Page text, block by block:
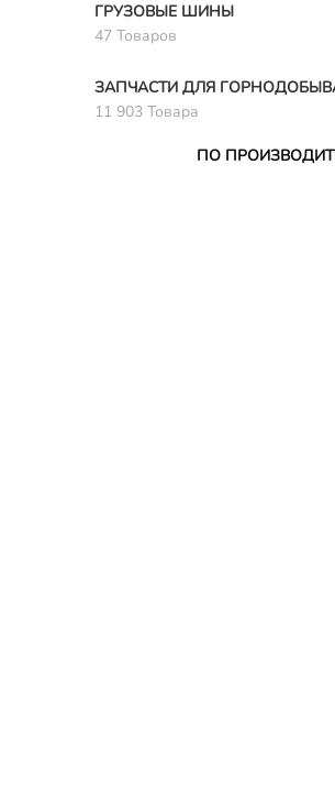
ГРУЗОВЫЕ ШИНЫ
47 Товаров
ЗАПЧАСТИ ДЛЯ
11 903 Товара
ПО